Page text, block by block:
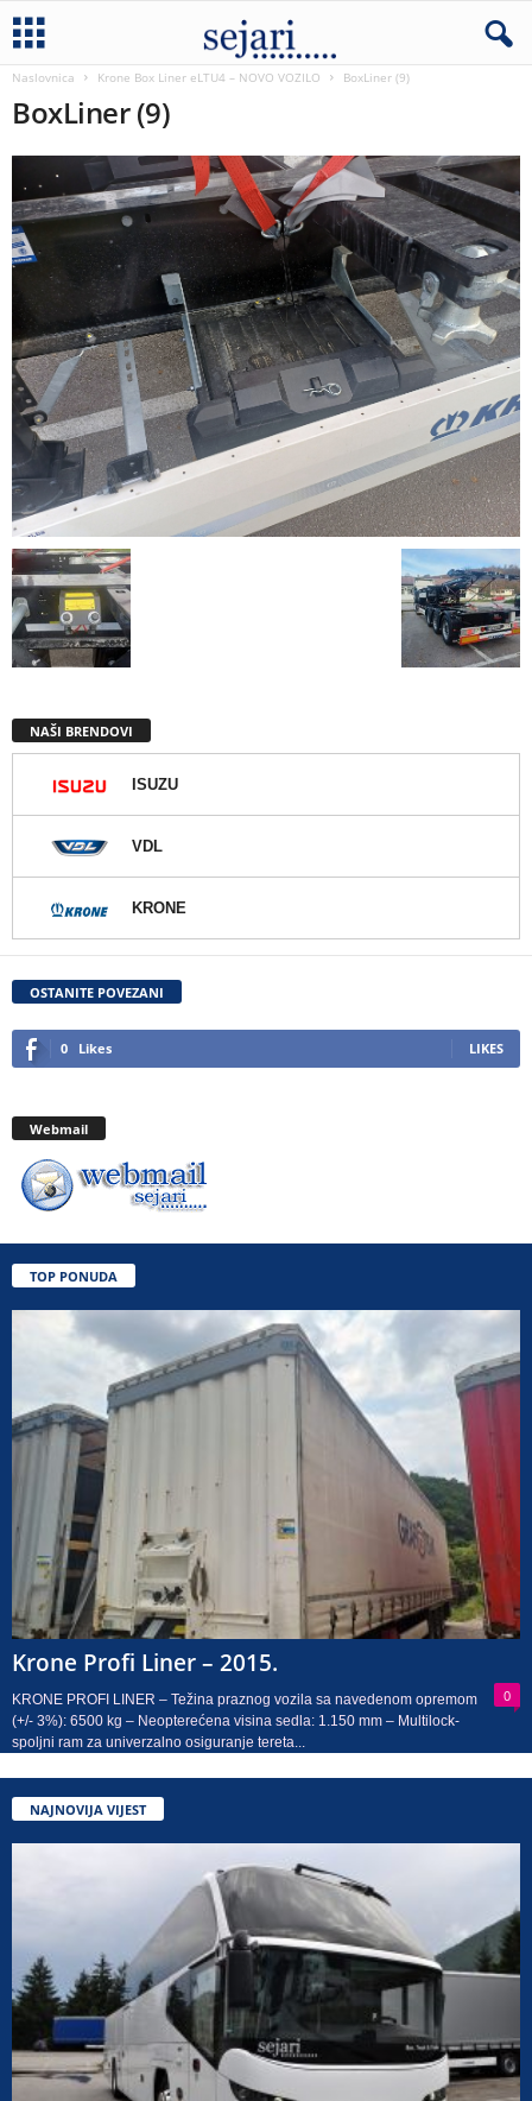
Naslovnica Krone Box Liner eLTU4 – NOVO VOZILO BoxLiner (9)
BoxLiner (9)
NAŠI BRENDOVI
ISUZU
VDL
KRONE
OSTANITE POVEZANI
0 Likes LIKES
Webmail
TOP PONUDA
Krone Profi Liner – 2015.
0
KRONE PROFI LINER – Težina praznog vozila sa navedenom opremom
(+/- 3%): 6500 kg – Neopterećena visina sedla: 1.150 mm – Multilock-
spoljni ram za univerzalno osiguranje tereta...
NAJNOVIJA VIJEST